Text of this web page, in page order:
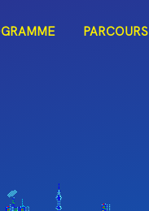
PARCOURS
Mode